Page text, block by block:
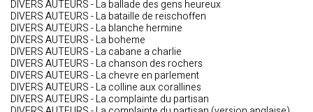
DIVERS AUTEURS - La ballade des gens heureux
DIVERS AUTEURS - La bataille de reischoffen
DIVERS AUTEURS - La blanche hermine
DIVERS AUTEURS - La boheme
DIVERS AUTEURS - La cabane a charlie
DIVERS AUTEURS - La chanson des rochers
DIVERS AUTEURS - La chevre en parlement
DIVERS AUTEURS - La colline aux corallines
DIVERS AUTEURS - La complainte du partisan